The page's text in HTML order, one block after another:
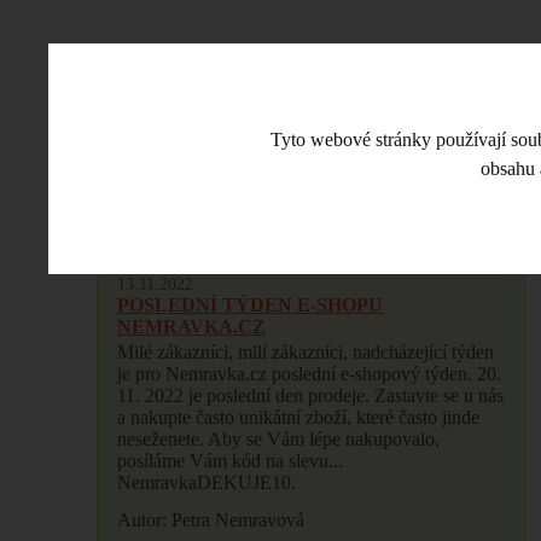
Tyto webové stránky používají
obsahu
13.11.2022
POSLEDNÍ TÝDEN E-SHOPU
NEMRAVKA.CZ
Milé zákazníci, milí zákazníci, nadcházející týden
je pro Nemravka.cz poslední e-shopový týden. 20.
11. 2022 je poslední den prodeje. Zastavte se u nás
a nakupte často unikátní zboží, které často jinde
neseženete. Aby se Vám lépe nakupovalo,
posíláme Vám kód na slevu...
NemravkaDEKUJE10.
Autor: Petra Nemravová